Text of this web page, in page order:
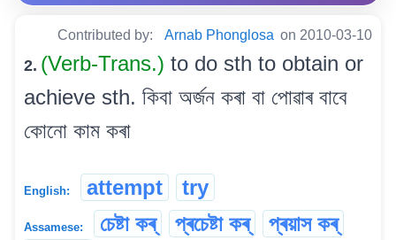
Contributed by: Arnab Phonglosa on 2010-03-10
2. (Verb-Trans.) to do sth to obtain or
achieve sth. কিবা অৰ্জন কৰা বা পোৱাৰ বাবে
কোনো কাম কৰা
English: attempt try
Assamese: চেষ্টা কৰ্ প্ৰচেষ্টা কৰ্
প্ৰয়াস কৰ্